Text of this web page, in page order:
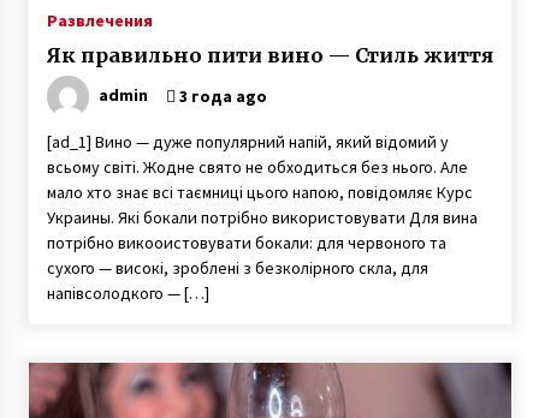
Развлечения
Як правильно пити вино — Стиль життя
admin 3 года ago
[ad_1] Вино — дуже популярний напій, який відомий у
всьому світі. Жодне свято не обходиться без нього. Але
мало хто знає всі таємниці цього напою, повідомляє Курс
Украины. Які бокали потрібно використовувати Для вина
потрібно викооистовувати бокали: для червоного та
сухого — високі, зроблені з безколірного скла, для
напівсолодкого — […]